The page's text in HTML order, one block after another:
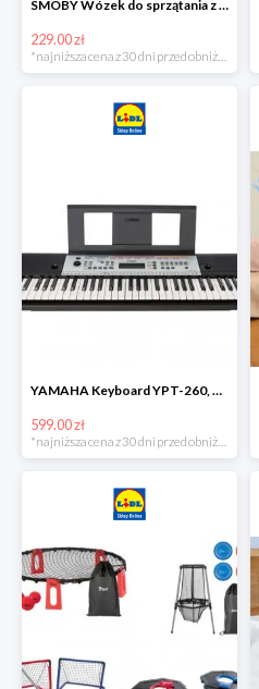
SMOBY Wózek do sprzątania z odkurzaczem
229.00 zł
YAMAHA Keyboard YPT-260, 61 klawiszy
599.00 zł
*najniższa cena z 30 dni przed obniżką